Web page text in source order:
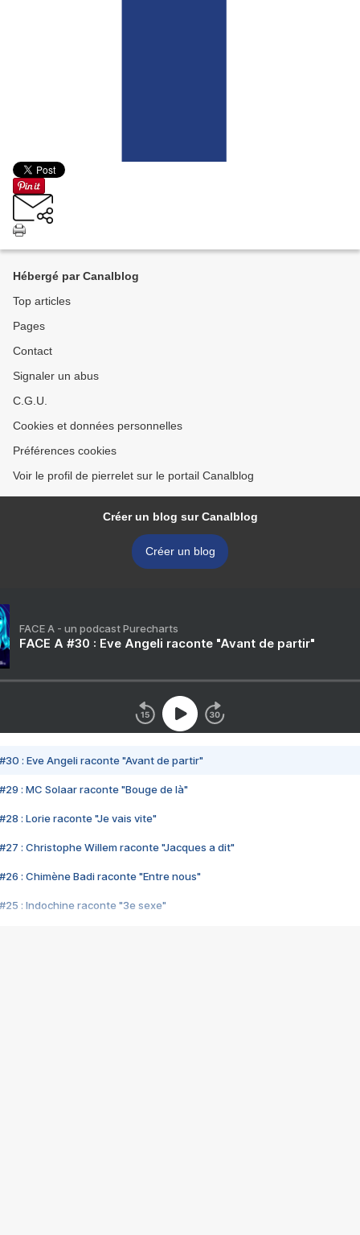
Hébergé par Canalblog
Top articles
Pages
Contact
Signaler un abus
C.G.U.
Cookies et données personnelles
Préférences cookies
Voir le profil de pierrelet sur le portail Canalblog
Créer un blog sur Canalblog
Créer un blog
FACE A - un podcast Purecharts
FACE A #30 : Eve Angeli raconte "Avant de partir"
#30 : Eve Angeli raconte "Avant de partir"
#29 : MC Solaar raconte "Bouge de là"
#28 : Lorie raconte "Je vais vite"
#27 : Christophe Willem raconte "Jacques a dit"
#26 : Chimène Badi raconte "Entre nous"
#25 : Indochine raconte "3e sexe"